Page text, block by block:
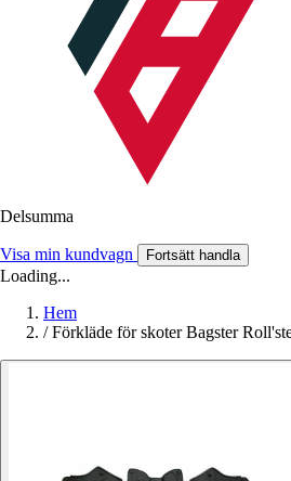
Delsumma
Visa min kundvagn Fortsätt handla
Loading...
Hem
/ Förkläde för skoter Bagster